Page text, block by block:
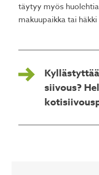
täytyy myös
makuupaikka tai
siivous?